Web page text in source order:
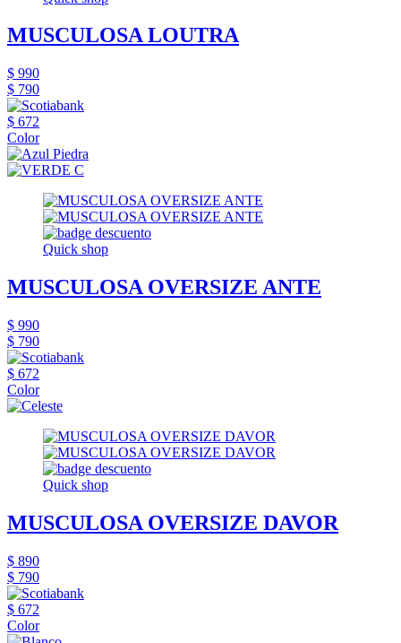
MUSCULOSA LOUTRA
$ 990
$ 790
$ 672
Color
Quick shop
MUSCULOSA OVERSIZE ANTE
$ 990
$ 790
$ 672
Color
Quick shop
MUSCULOSA OVERSIZE DAVOR
$ 890
$ 790
$ 672
Color